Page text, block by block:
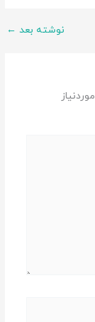
نوشته بعد ←